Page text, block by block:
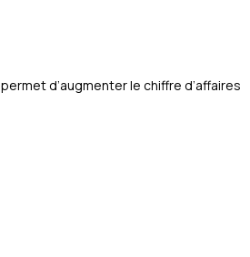
d’augmenter le chiffre d’affaires